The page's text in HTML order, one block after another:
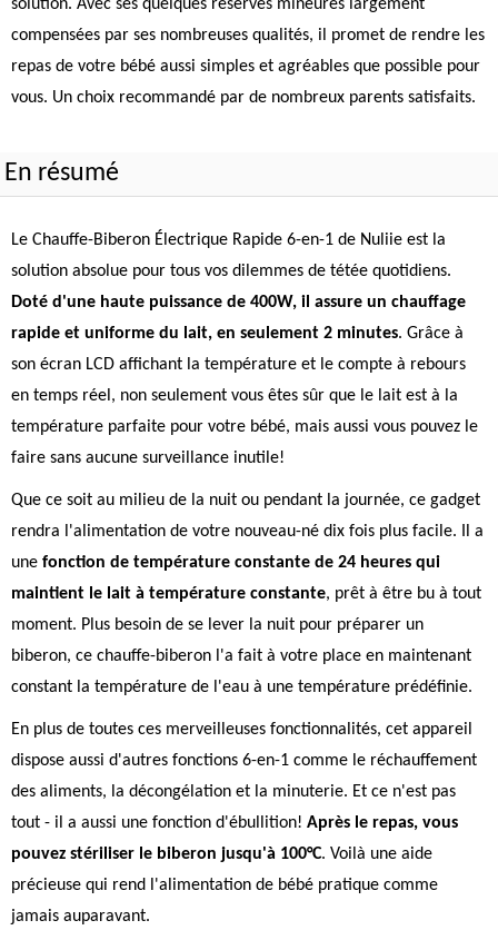
solution. Avec ses quelques réserves mineures largement
compensées par ses nombreuses qualités, il promet de rendre les
repas de votre bébé aussi simples et agréables que possible pour
vous. Un choix recommandé par de nombreux parents satisfaits.
En résumé
Le Chauffe-Biberon Électrique Rapide 6-en-1 de Nuliie est la
solution absolue pour tous vos dilemmes de tétée quotidiens.
Doté d'une haute puissance de 400W, il assure un chauffage
rapide et uniforme du lait, en seulement 2 minutes. Grâce à
son écran LCD affichant la température et le compte à rebours
en temps réel, non seulement vous êtes sûr que le lait est à la
température parfaite pour votre bébé, mais aussi vous pouvez le
faire sans aucune surveillance inutile!
Que ce soit au milieu de la nuit ou pendant la journée, ce gadget
rendra l'alimentation de votre nouveau-né dix fois plus facile. Il a
une fonction de température constante de 24 heures qui
maintient le lait à température constante, prêt à être bu à tout
moment. Plus besoin de se lever la nuit pour préparer un
biberon, ce chauffe-biberon l'a fait à votre place en maintenant
constant la température de l'eau à une température prédéfinie.
En plus de toutes ces merveilleuses fonctionnalités, cet appareil
dispose aussi d'autres fonctions 6-en-1 comme le réchauffement
des aliments, la décongélation et la minuterie. Et ce n'est pas
tout - il a aussi une fonction d'ébullition! Après le repas, vous
pouvez stériliser le biberon jusqu'à 100°C. Voilà une aide
précieuse qui rend l'alimentation de bébé pratique comme
jamais auparavant.